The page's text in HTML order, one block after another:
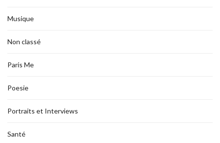
Musique
Non classé
Paris Me
Poesie
Portraits et Interviews
Santé